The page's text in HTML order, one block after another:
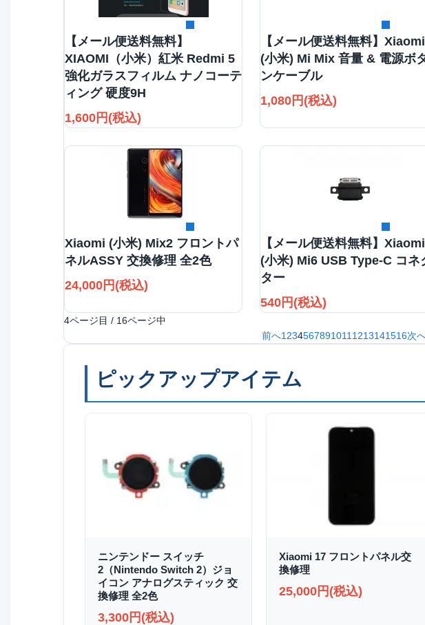
【メール便送料無料】
XIAOMI（小米）紅米 Redmi 5
強化ガラスフィルム ナノコーテ
ィング 硬度9H
1,600円(税込)
【メール便送料無料】Xiaomi
(小米) Mi Mix 音量 & 電源ボ
ンケーブル
1,080円(税込)
Xiaomi (小米) Mix2 フロントパ
ネルASSY 交換修理 全2色
24,000円(税込)
【メール便送料無料】Xiaomi
(小米) Mi6 USB Type-C コネ
ター
540円(税込)
4ページ目 / 16ページ中
前へ1 234567891011 1213141516次
ピックアップアイテム
ニンテンドー スイッチ
2（Nintendo Switch 2）ジョ
イコン アナログスティック 交
換修理 全2色
3,300円(税込)
Xiaomi 17 フロントパネル交
換修理
25,000円(税込)